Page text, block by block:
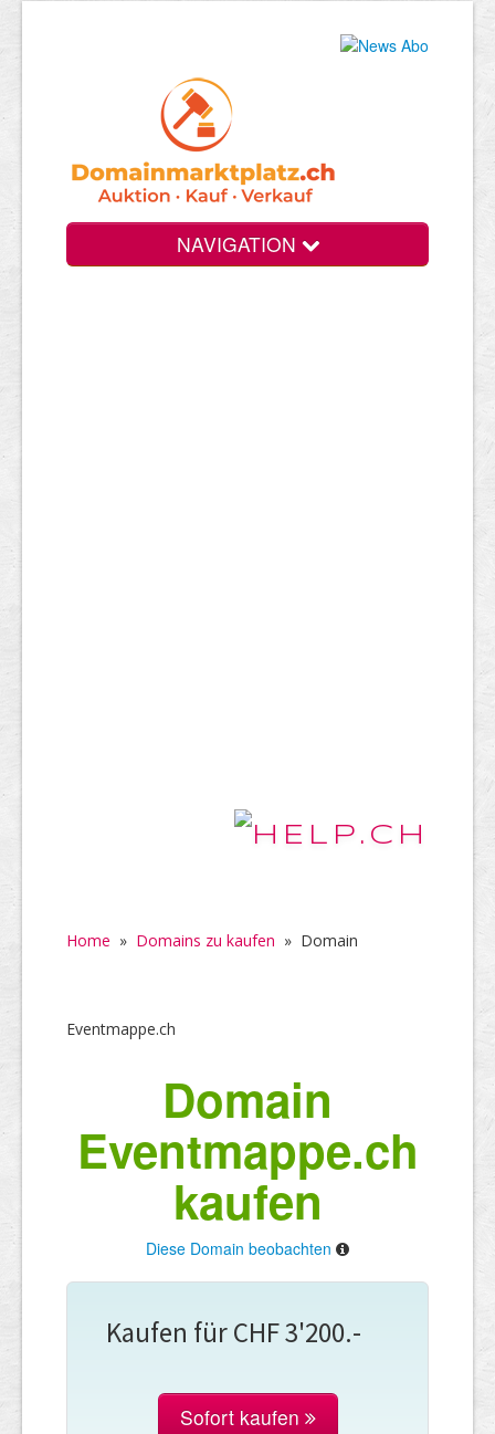
NAVIGATION
Home » Domains zu kaufen » Domain
Eventmappe.ch
Domain
Eventmappe.ch
kaufen
Diese Domain beobachten
Kaufen für CHF 3'200.-
Sofort kaufen